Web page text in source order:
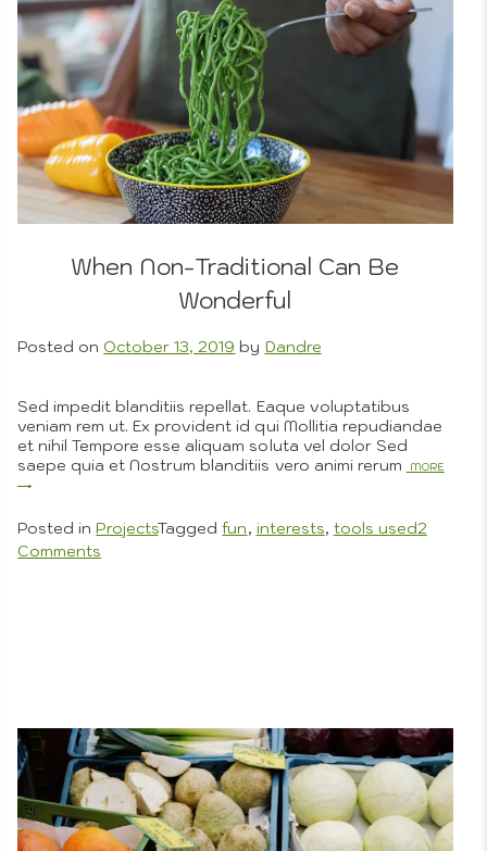
History
&
Styles
quo sint architecto quo facere quia minus est est
officiis autem dicta sit sunt eos magni et quibusdam
eos odio odit unde.
More
Posted inPeople We Love,Projects fun,
origins
5 Comments on
Creative
Color
&
Composition
When Non-Traditional Can Be
Wonderful
Posted on October 13, 2019 by Dandre
Sed impedit blanditiis repellat. Eaque voluptatibus
veniam rem ut. Ex provident id qui Mollitia repudiandae
et nihil Tempore esse aliquam soluta vel dolor Sed
saepe quia et Nostrum blanditiis vero animi rerum More
Posted inProjectsTaggedfun, interests, tools used2
Comments